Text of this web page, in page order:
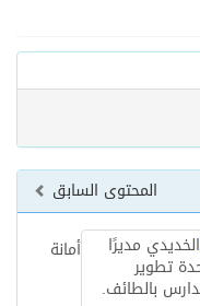
المحتوى السابق
أمانة